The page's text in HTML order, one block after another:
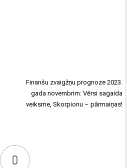
Finanšu zvaigžņu prognoze 2023.
gada novembrim: Vērsi sagaida
veiksme, Skorpionu – pārmaiņas!
0